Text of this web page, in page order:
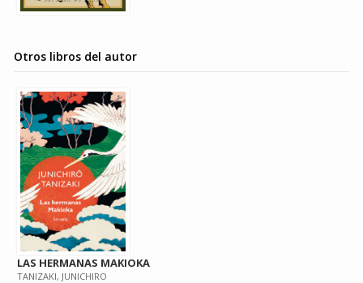
Otros libros del autor
LAS HERMANAS MAKIOKA
TANIZAKI, JUNICHIRO